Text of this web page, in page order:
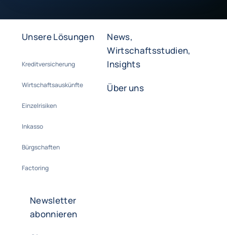
Unsere Lösungen
Kreditversicherung
Wirtschaftsauskünfte
Einzelrisiken
Inkasso
Bürgschaften
Factoring
News,
Wirtschaftsstudien,
Insights
Über uns
Newsletter
abonnieren